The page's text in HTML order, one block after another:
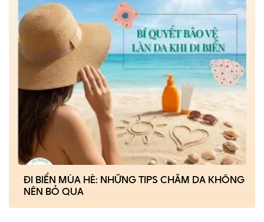
ĐI BIỂN MÙA HÈ: NHỮNG TIPS CHĂM DA KHÔNG
NÊN BỎ QUA